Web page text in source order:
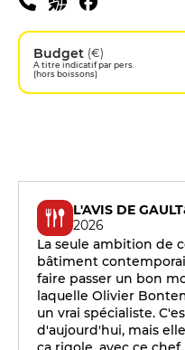
Budget (€)
A titre indicatif par pers.
(hors boissons)
L'AVIS DE
2026
La seule ambition de
bâtiment
faire passer un bon
laquelle Olivier
un vrai spécialiste.
d'aujourd'hui, mais